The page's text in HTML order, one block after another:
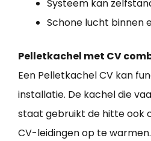
Systeem kan
Schone lucht binnen
Pelletkachel met CV
Een Pelletkachel CV kan
installatie. De kachel die
staat gebruikt de hitte ook
CV-leidingen op te